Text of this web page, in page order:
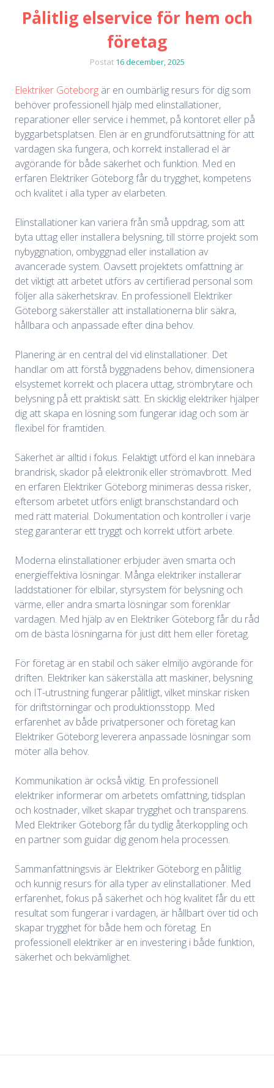
Pålitlig elservice för hem och
företag
Postat 16 december, 2025
Elektriker Göteborg är en oumbärlig resurs för dig som
behöver professionell hjälp med elinstallationer,
reparationer eller service i hemmet, på kontoret eller på
byggarbetsplatsen. Elen är en grundförutsättning för att
vardagen ska fungera, och korrekt installerad el är
avgörande för både säkerhet och funktion. Med en
erfaren Elektriker Göteborg får du trygghet, kompetens
och kvalitet i alla typer av elarbeten.
Elinstallationer kan variera från små uppdrag, som att
byta uttag eller installera belysning, till större projekt som
nybyggnation, ombyggnad eller installation av
avancerade system. Oavsett projektets omfattning är
det viktigt att arbetet utförs av certifierad personal som
följer alla säkerhetskrav. En professionell Elektriker
Göteborg säkerställer att installationerna blir säkra,
hållbara och anpassade efter dina behov.
Planering är en central del vid elinstallationer. Det
handlar om att förstå byggnadens behov, dimensionera
elsystemet korrekt och placera uttag, strömbrytare och
belysning på ett praktiskt sätt. En skicklig elektriker hjälper
dig att skapa en lösning som fungerar idag och som är
flexibel för framtiden.
Säkerhet är alltid i fokus. Felaktigt utförd el kan innebära
brandrisk, skador på elektronik eller strömavbrott. Med
en erfaren Elektriker Göteborg minimeras dessa risker,
eftersom arbetet utförs enligt branschstandard och
med rätt material. Dokumentation och kontroller i varje
steg garanterar ett tryggt och korrekt utfört arbete.
Moderna elinstallationer erbjuder även smarta och
energieffektiva lösningar. Många elektriker installerar
laddstationer för elbilar, styrsystem för belysning och
värme, eller andra smarta lösningar som förenklar
vardagen. Med hjälp av en Elektriker Göteborg får du råd
om de bästa lösningarna för just ditt hem eller företag.
För företag är en stabil och säker elmiljö avgörande för
driften. Elektriker kan säkerställa att maskiner, belysning
och IT-utrustning fungerar pålitligt, vilket minskar risken
för driftstörningar och produktionsstopp. Med
erfarenhet av både privatpersoner och företag kan
Elektriker Göteborg leverera anpassade lösningar som
möter alla behov.
Kommunikation är också viktig. En professionell
elektriker informerar om arbetets omfattning, tidsplan
och kostnader, vilket skapar trygghet och transparens.
Med Elektriker Göteborg får du tydlig återkoppling och
en partner som guidar dig genom hela processen.
Sammanfattningsvis är Elektriker Göteborg en pålitlig
och kunnig resurs för alla typer av elinstallationer. Med
erfarenhet, fokus på säkerhet och hög kvalitet får du ett
resultat som fungerar i vardagen, är hållbart över tid och
skapar trygghet för både hem och företag. En
professionell elektriker är en investering i både funktion,
säkerhet och bekvämlighet.